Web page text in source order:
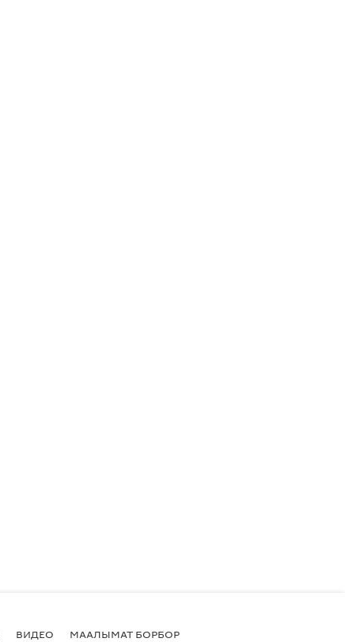
ВИДЕО МААЛЫМАТ БОРБОР